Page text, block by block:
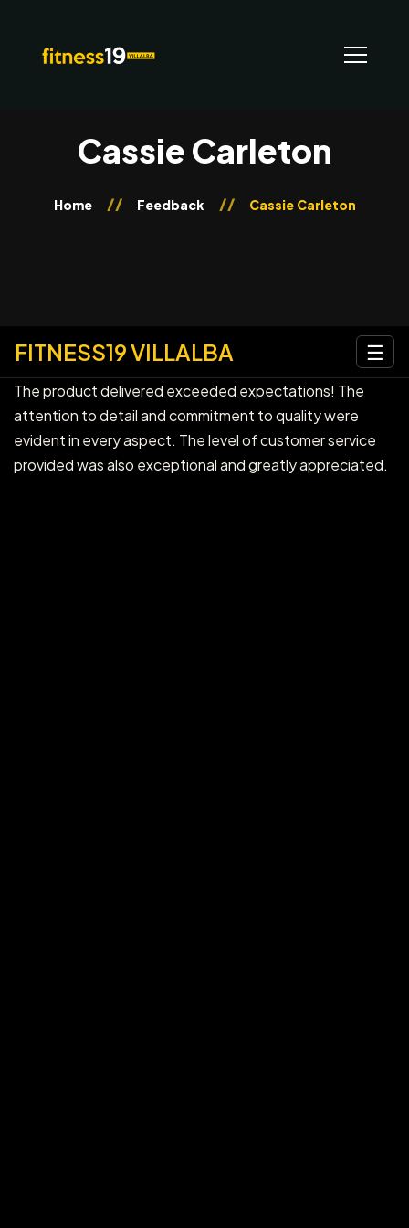
Cassie Carleton
Home Feedback Cassie Carleton
FITNESS19 VILLALBA ☰
The product delivered exceeded expectations! The
attention to detail and commitment to quality were
evident in every aspect. The level of customer service
provided was also exceptional and greatly appreciated.